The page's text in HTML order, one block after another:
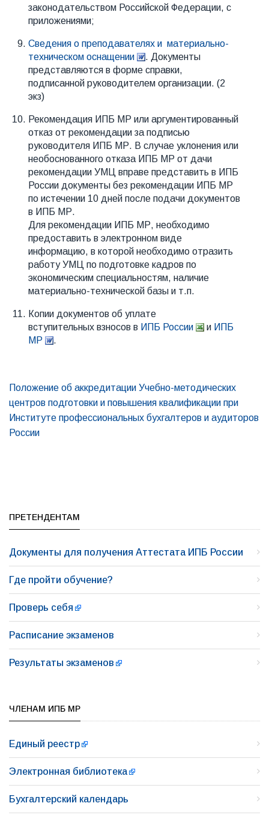
законодательством Российской Федерации, с
приложениями;
Сведения о преподавателях и материально-
техническом оснащении
. Документы
представляются в форме справки,
подписанной руководителем организации. (2
экз)
Рекомендация ИПБ МР или аргументированный
отказ от рекомендации за подписью
руководителя ИПБ МР. В случае уклонения или
необоснованного отказа ИПБ МР от дачи
рекомендации УМЦ вправе представить в ИПБ
России документы без рекомендации ИПБ МР
по истечении 10 дней после подачи документов
в ИПБ МР.
Для рекомендации ИПБ МР, необходимо
предоставить в электронном виде
информацию, в которой необходимо отразить
работу УМЦ по подготовке кадров по
экономическим специальностям, наличие
материально-технической базы и т.п.
Копии документов об уплате
вступительных взносов в ИПБ России и ИПБ
МР
.
Положение об аккредитации Учебно-методических
центров подготовки и повышения квалификации при
Институте профессиональных бухгалтеров и аудиторов
России
ПРЕТЕНДЕНТАМ
Документы для получения Аттестата ИПБ России
Где пройти обучение?
Проверь себя
Расписание экзаменов
Результаты экзаменов
ЧЛЕНАМ ИПБ МР
Единый реестр
Электронная библиотека
Бухгалтерский календарь